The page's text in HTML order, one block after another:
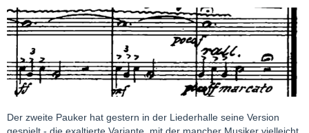
Der zweite Pauker hat gestern in der Liederhalle seine Version